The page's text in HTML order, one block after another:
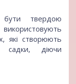
бути твердою
які створюють
садки, діючи